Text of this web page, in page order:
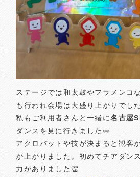
ステージでは和太鼓やフラメンコ
も行われ会場は大盛り上がりでし
私もご利用者さんと一緒に名古屋
ダンスを見に行きました👀
アクロバットや技が決まると観客
が上がりました。初めてチアダン
力がありました👏